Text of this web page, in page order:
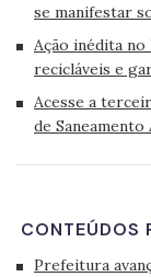
se manifestar
Ação inédita
recicláveis e
Acesse a
de
CONTEÚDOS
Prefeitura